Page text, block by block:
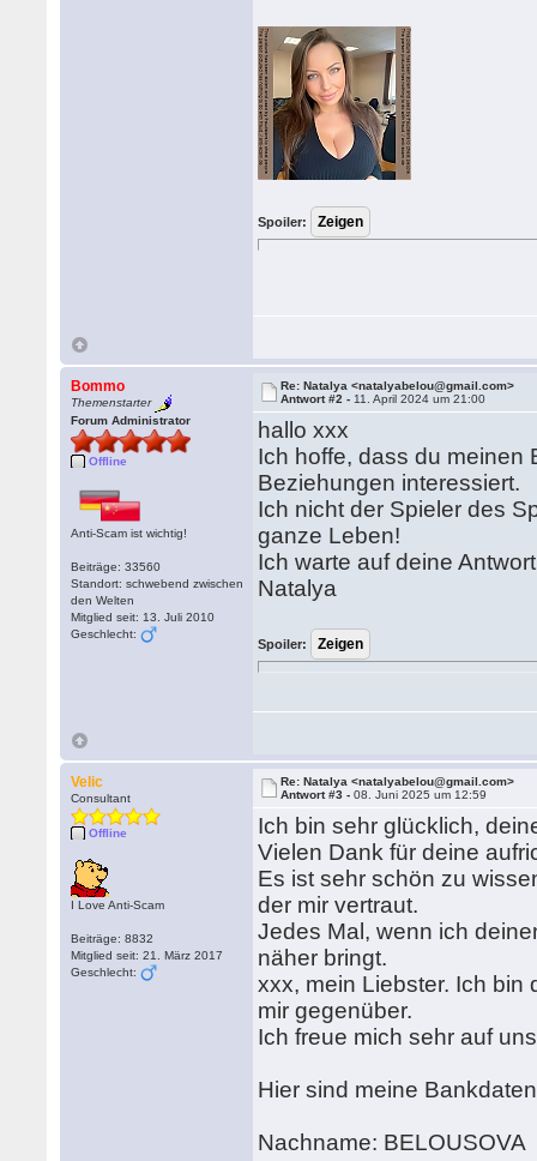
Spoiler:
Bommo
Themenstarter
Forum Administrator
Offline
Anti-Scam ist wichtig!
Beiträge: 33560
Standort: schwebend zwischen
den Welten
Mitglied seit: 13. Juli 2010
Geschlecht:
Re: Natalya <natalyabelou@gmail.com>
Antwort #2 - 11. April 2024 um 21:00
hallo xxx
Ich hoffe, dass du meinen
Beziehungen interessiert.
Ich nicht der Spieler des
ganze Leben!
Ich warte auf deine
Natalya
Spoiler:
Velic
Consultant
Offline
I Love Anti-Scam
Beiträge: 8832
Mitglied seit: 21. März 2017
Geschlecht:
Re: Natalya <natalyabelou@gmail.com>
Antwort #3 -08. Juni 2025 um 12:59
Ich bin sehr glücklich,
Vielen Dank für deine
Es ist sehr schön zu
der mir vertraut.
Jedes Mal, wenn ich
näher bringt.
xxx, mein Liebster. Ich bin
mir gegenüber.
Ich freue mich sehr auf
Hier sind meine
Nachname: BELOUSOVA